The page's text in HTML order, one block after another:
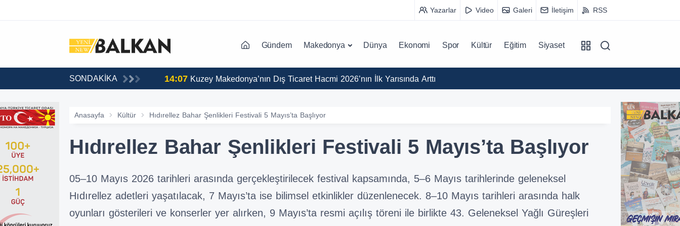
Yazarlar Video Galeri İletişim RSS
Gündem Makedonya Dünya Ekonomi Spor Kültür Eğitim Siyaset
SONDAKİKA 14:07 Kuzey Makedonya’nın Dış Ticaret Hacmi 2026’nın İlk Yarısında Arttı
Anasayfa Kültür Hıdırellez Bahar Şenlikleri Festivali 5 Mayıs’ta Başlıyor
Hıdırellez Bahar Şenlikleri Festivali 5 Mayıs’ta Başlıyor
05–10 Mayıs 2026 tarihleri arasında gerçekleştirilecek festival kapsamında, 5–6 Mayıs tarihlerinde geleneksel
Hıdırellez adetleri yaşatılacak, 7 Mayıs’ta ise bilimsel etkinlikler düzenlenecek. 8–10 Mayıs tarihleri arasında halk
oyunları gösterileri ve konserler yer alırken, 9 Mayıs’ta resmi açılış töreni ile birlikte 43. Geleneksel Yağlı Güreşleri